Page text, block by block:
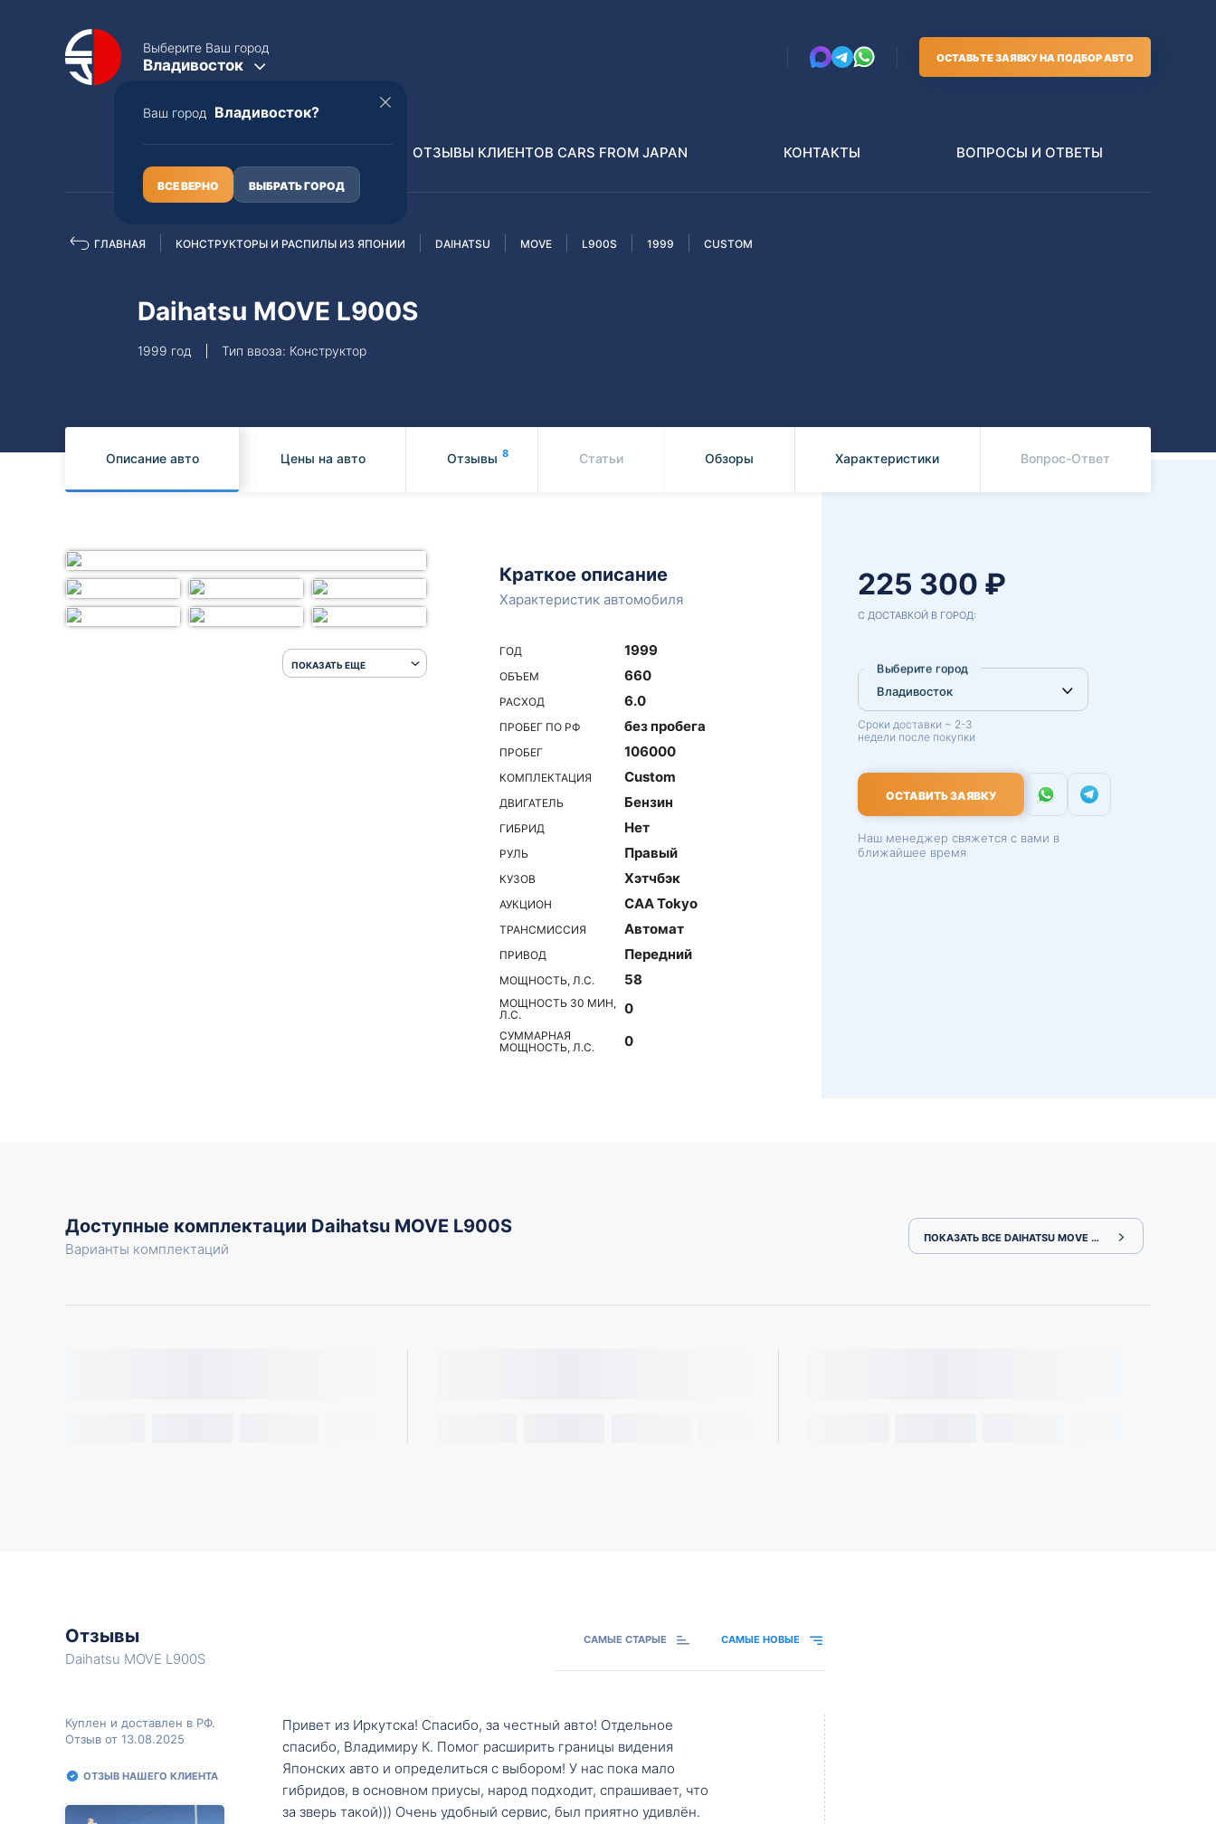
Выберите Ваш город
Владивосток
Ваш город Владивосток?
ВСЕ ВЕРНО ВЫБРАТЬ ГОРОД
ОСТАВЬТЕ ЗАЯВКУ НА ПОДБОР АВТО
Полная пошлина
Subaru
Распилы и конструкторы
ОТЗЫВЫ КЛИЕНТОВ CARS FROM JAPAN КОНТАКТЫ ВОПРОСЫ И ОТВЕТЫ
ГЛАВНАЯ КОНСТРУКТОРЫ И РАСПИЛЫ ИЗ ЯПОНИИ DAIHATSU MOVE L900S 1999 CUSTOM
Daihatsu MOVE L900S
1999 год Тип ввоза: Конструктор
Описание авто Цены на авто Отзывы 8 Статьи Обзоры Характеристики Вопрос-Ответ
ПОКАЗАТЬ ЕЩЕ
Краткое описание
Характеристик автомобиля
ГОД 1999
ОБЪЕМ 660
РАСХОД 6.0
ПРОБЕГ ПО РФ без пробега
ПРОБЕГ 106000
КОМПЛЕКТАЦИЯ Custom
ДВИГАТЕЛЬ Бензин
ГИБРИД Нет
РУЛЬ Правый
КУЗОВ Хэтчбэк
АУКЦИОН CAA Tokyo
ТРАНСМИССИЯ Автомат
ПРИВОД Передний
МОЩНОСТЬ, Л.С. 58
МОЩНОСТЬ 30 МИН,
Л.С.
0
СУММАРНАЯ
МОЩНОСТЬ, Л.С.
0
225 300 ₽
С ДОСТАВКОЙ В ГОРОД:
Выберите город
Сроки доставки ~ 2-3
недели после покупки
ОСТАВИТЬ ЗАЯВКУ
Наш менеджер свяжется с вами в
ближайшее время
Доступные комплектации Daihatsu MOVE L900S
Варианты комплектаций
ПОКАЗАТЬ ВСЕ DAIHATSU MOVE L900S
Отзывы
Daihatsu MOVE L900S
САМЫЕ СТАРЫЕ САМЫЕ НОВЫЕ
Куплен и доставлен в РФ.
Отзыв от 13.08.2025
ОТЗЫВ НАШЕГО КЛИЕНТА
Привет из Иркутска! Спасибо, за честный авто! Отдельное
спасибо, Владимиру К. Помог расширить границы видения
Японских авто и определиться с выбором! У нас пока мало
гибридов, в основном приусы, народ подходит, спрашивает, что
за зверь такой))) Очень удобный сервис, был приятно удивлён.